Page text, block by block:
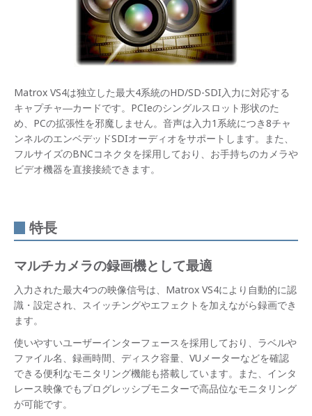
Matrox VS4は独立した最大4系統のHD/SD-SDI入力に対応する
キャプチャ―カードです。PCIeのシングルスロット形状のた
め、PCの拡張性を邪魔しません。音声は入力1系統につき8チャ
ンネルのエンベデッドSDIオーディオをサポートします。また、
フルサイズのBNCコネクタを採用しており、お手持ちのカメラや
ビデオ機器を直接接続できます。
特長
マルチカメラの録画機として最適
入力された最大4つの映像信号は、Matrox VS4により自動的に認
識・設定され、スイッチングやエフェクトを加えながら録画でき
ます。
使いやすいユーザーインターフェースを採用しており、ラベルや
ファイル名、録画時間、ディスク容量、VUメーターなどを確認
できる便利なモニタリング機能も搭載しています。また、インタ
レース映像でもプログレッシブモニターで高品位なモニタリング
が可能です。